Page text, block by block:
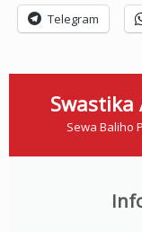
Telegram
Swastika
Sewa Baliho